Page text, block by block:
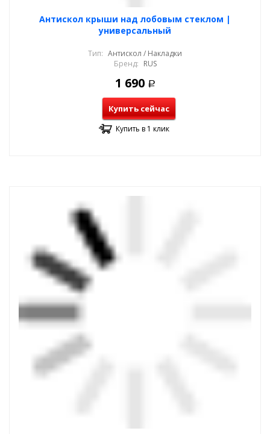
Антискол крыши над лобовым стеклом |
универсальный
Тип: Антискол / Накладки
Бренд: RUS
1 690 Р
Купить сейчас
Купить в 1 клик